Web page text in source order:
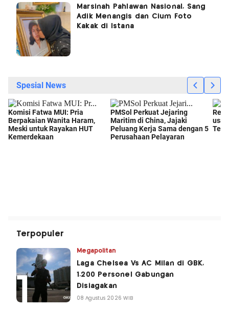
Marsinah Pahlawan Nasional, Sang
Adik Menangis dan Cium Foto
Kakak di Istana
Terpopuler
Megapolitan
Laga Chelsea Vs AC Milan di GBK,
1.200 Personel Gabungan
Disiagakan
08 Agustus 2026 WIB